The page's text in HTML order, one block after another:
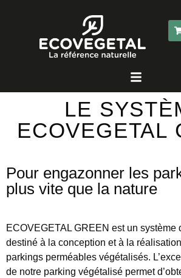
LE
ECOVEGETAL
Pour engazonner les
plus vite que la nature
ECOVEGETAL GREEN est un système
destiné à la conception et à la
parkings perméables végétalisés.
de notre parking végétalisé permet